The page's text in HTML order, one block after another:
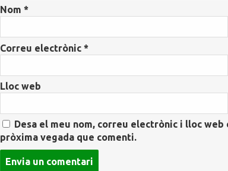
Nom *
Correu electrònic *
Lloc web
Desa el meu nom, correu electrònic i lloc
pròxima vegada que comenti.